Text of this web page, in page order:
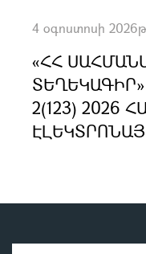
4 օգոստոսի
«ՀՀ
2(123) 2026